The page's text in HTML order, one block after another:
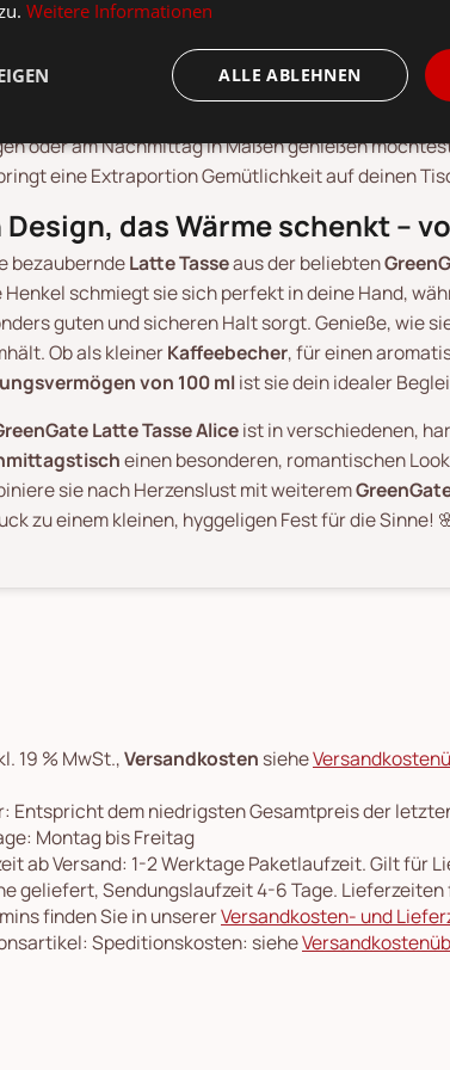
wir ein in die zauberhafte Welt vonGreenGate
oder am Nachmittag in Maßen genießen
eine Extraportion Gemütlichkeit auf deinen
Design, das Wärme schenkt –
bezauberndeLatte Tasseaus der beliebten
Henkel schmiegt sie sich perfekt in deine Hand,
guten und sicheren Halt sorgt. Genieße, wie
Ob als kleinerKaffeebecher, für einen
von 100 mlist sie dein idealer
Latte Tasse Aliceist in verschiedenen,
einen besonderen, romantischen
sie nach Herzenslust mit weiterem
zu einem kleinen, hyggeligen Fest für die Sinne!
19 % MwSt.,Versandkosten siehe
Entspricht dem niedrigsten Gesamtpreis der
Montag bis Freitag
ab Versand: 1-2 Werktage Paketlaufzeit. Gilt für
geliefert, Sendungslaufzeit 4-6 Tage.
finden Sie in unsererVersandkosten- und
Speditionskosten: siehe
Weitere Informationen
ALLE ABLEHNEN